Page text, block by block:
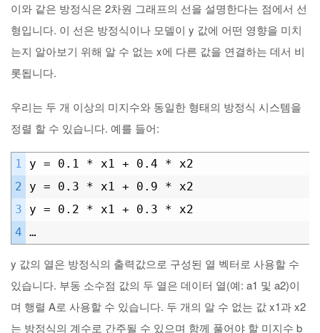
이와 같은 방정식은 2차원 그래프의 선을 설명한다는 점에서 선
형입니다. 이 선은 방정식이나 모델이 y 값에 어떤 영향을 미치
는지 알아보기 위해 알 수 없는 x에 다른 값을 연결하는 데서 비
롯됩니다.
우리는 두 개 이상의 미지수와 동일한 형태의 방정식 시스템을
정렬 할 수 있습니다. 예를 들어:
1
2
3
4
y = 0.1 * x1 + 0.4 * x2
y = 0.3 * x1 + 0.9 * x2
y = 0.2 * x1 + 0.3 * x2
…
y 값의 열은 방정식의 출력값으로 구성된 열 벡터로 사용할 수
있습니다. 부동 소수점 값의 두 열은 데이터 열(예: a1 및 a2)이
며 행렬 A로 사용할 수 있습니다. 두 개의 알 수 없는 값 x1과 x2
는 방정식의 계수로 간주될 수 있으며 함께 풀어야 할 미지수 b